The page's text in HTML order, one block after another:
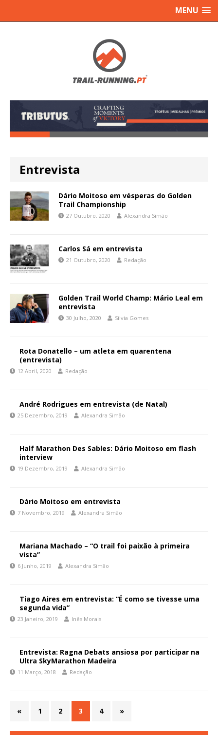
MENU
Entrevista
Dário Moitoso em vésperas do Golden
Trail Championship
27 Outubro, 2020 Alexandra Simão
Carlos Sá em entrevista
21 Outubro, 2020 Redação
Golden Trail World Champ: Mário Leal em
entrevista
30 Julho, 2020 Sílvia Gomes
Rota Donatello – um atleta em quarentena
(entrevista)
12 Abril, 2020 Redação
André Rodrigues em entrevista (de Natal)
25 Dezembro, 2019 Alexandra Simão
Half Marathon Des Sables: Dário Moitoso em flash
interview
19 Dezembro, 2019 Alexandra Simão
Dário Moitoso em entrevista
7 Novembro, 2019 Alexandra Simão
Mariana Machado – “O trail foi paixão à primeira
vista”
6 Junho, 2019 Alexandra Simão
Tiago Aires em entrevista: “É como se tivesse uma
segunda vida”
23 Janeiro, 2019 Inês Morais
Entrevista: Ragna Debats ansiosa por participar na
Ultra SkyMarathon Madeira
11 Março, 2018 Redação
« 1 2 3 4 »